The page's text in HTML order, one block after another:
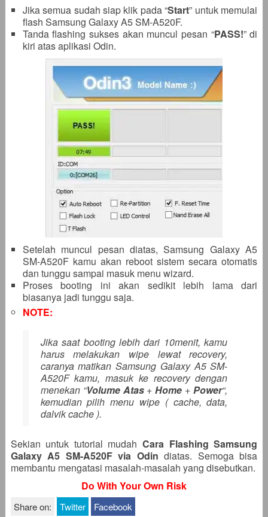
Jika semua sudah siap klik pada “Start” untuk memulai
flash Samsung Galaxy A5 SM-A520F.
Tanda flashing sukses akan muncul pesan “PASS!” di
kiri atas aplikasi Odin.
Setelah muncul pesan diatas, Samsung Galaxy A5
SM-A520F kamu akan reboot sistem secara otomatis
dan tunggu sampai masuk menu wizard.
Proses booting ini akan sedikit lebih lama dari
biasanya jadi tunggu saja.
NOTE:
Jika saat booting lebih dari 10menit, kamu
harus melakukan wipe lewat recovery,
caranya matikan Samsung Galaxy A5 SM-
A520F kamu, masuk ke recovery dengan
menekan “Volume Atas+Home +Power“,
kemudian pilih menu wipe ( cache, data,
dalvik cache ).
Sekian untuk tutorial mudahCara Flashing Samsung
Galaxy A5 SM-A520F via Odin diatas. Semoga bisa
membantu mengatasi masalah-masalah yang disebutkan.
Do With Your Own Risk
Share on: Twitter Facebook